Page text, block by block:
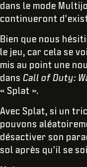
dans le mode
continueront
Bien que nous
le jeu, car cela se
mis au point une
dans Call of Duty:
« Splat ».
Avec Splat, si un
pouvons
désactiver son
sol après qu'il se